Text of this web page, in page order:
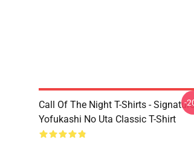
Call Of The Night T-Shirts - Signature
Yofukashi No Uta Classic T-Shirt
-